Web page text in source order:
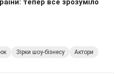
Зірки шоу-бізнесу Актори